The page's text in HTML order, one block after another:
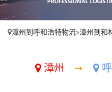
漳州到呼和浩特物流»漳州到和林
漳州 ➙ 呼